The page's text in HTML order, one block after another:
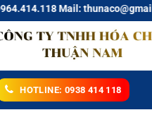
Mail: thunaco@gmail.com
HOTLINE: 0938 414 118